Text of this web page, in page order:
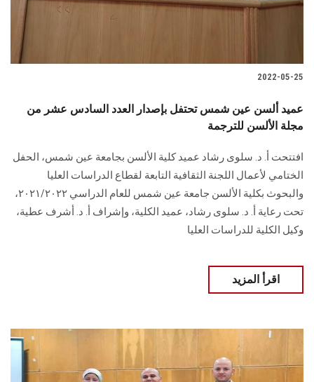
2022-05-25
عميد ألسن عين شمس تحتفل بإصدار العدد السادس عشر من
مجلة الألسن للترجمة
افتتحت أ. د. سلوى رشاد عميد كلية الألسن بجامعة عين شمس، الحفل
الختامي لأعمال اللجنة الثقافية التابعة لقطاع الدراسات العليا
والبحوث بكلية الألسن جامعة عين شمس للعام الدراسي ٢٠٢١/٢٠٢٢،
تحت رعاية أ. د. سلوى رشاد، عميد الكلية، وإشراف أ. د. أشرف عطية،
وكيل الكلية للدراسات العليا
اقرأ المزيد